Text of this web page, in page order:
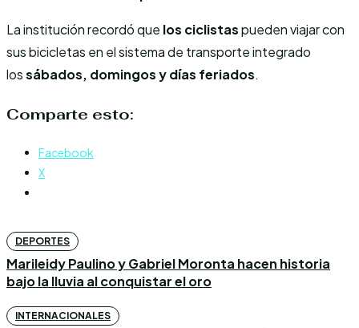
La institución recordó que los ciclistaspueden viajar con
sus bicicletas en el sistema de transporte integrado
lossábados, domingos y días feriados.
Comparte esto:
Facebook
X
DEPORTES
Marileidy Paulino y Gabriel Moronta hacen historia
bajo la lluvia al conquistar el oro
INTERNACIONALES